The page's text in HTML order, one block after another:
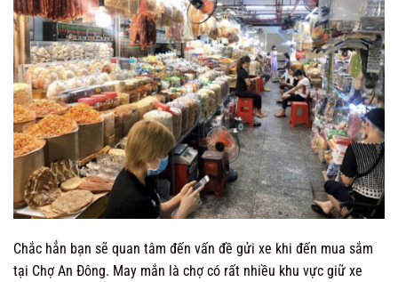
Chắc hẳn bạn sẽ quan tâm đến vấn đề gửi xe khi đến mua sắm
tại Chợ An Đông. May mắn là chợ có rất nhiều khu vực giữ xe